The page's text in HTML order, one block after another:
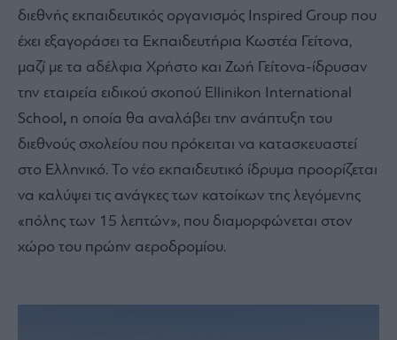
διεθνής εκπαιδευτικός οργανισμός Inspired Group που
έχει εξαγοράσει τα Εκπαιδευτήρια Κωστέα Γείτονα,
μαζί με τα αδέλφια Χρήστο και Ζωή Γείτονα-ίδρυσαν
την εταιρεία ειδικού σκοπού Ellinikon International
School , η οποία θα αναλάβει την ανάπτυξη του
διεθνούς σχολείου που πρόκειται να κατασκευαστεί
στο Ελληνικό. Το νέο εκπαιδευτικό ίδρυμα προορίζεται
να καλύψει τις ανάγκες των κατοίκων της λεγόμενης
«πόλης των 15 λεπτών», που διαμορφώνεται στον
χώρο του πρώην αεροδρομίου.